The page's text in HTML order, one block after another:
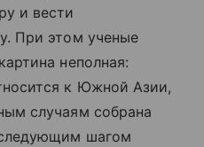
и вести
При этом ученые
неполная:
к Южной Азии,
случаям собрана
шагом